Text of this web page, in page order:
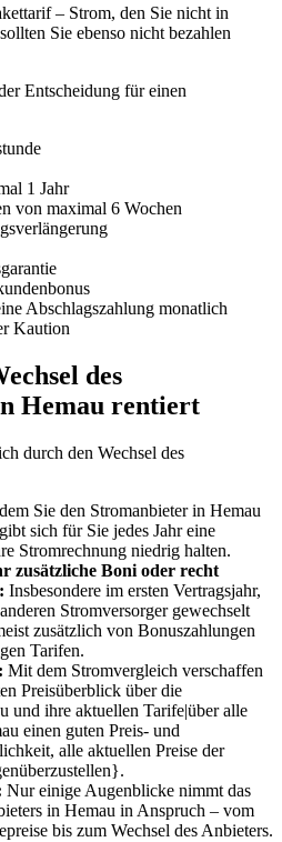
– Strom, den Sie nicht in
Sie ebenso nicht bezahlen
Entscheidung für einen
1 Jahr
von maximal 6 Wochen
Abschlagszahlung monatlich
Kaution
des
Hemau rentiert
durch den Wechsel des
Sie den Stromanbieter in Hemau
sich für Sie jedes Jahr eine
Stromrechnung niedrig halten.
zusätzliche Boni oder recht
Insbesondere im ersten Vertragsjahr,
Stromversorger gewechselt
zusätzlich von Bonuszahlungen
Tarifen.
Mit dem Stromvergleich verschaffen
Preisüberblick über die
und ihre aktuellen Tarife|über alle
einen guten Preis- und
alle aktuellen Preise der
Nur einige Augenblicke nimmt das
in Hemau in Anspruch – vom
bis zum Wechsel des Anbieters.